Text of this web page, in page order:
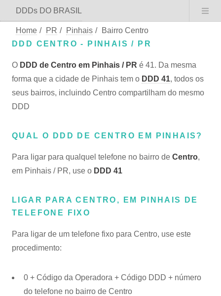
DDDs DO BRASIL
Home / PR / Pinhais /
Bairro Centro
DDD CENTRO - PINHAIS / PR
O DDD de Centro em Pinhais / PR é 41. Da mesma
forma que a cidade de Pinhais tem o DDD 41, todos os
seus bairros, incluindo Centro compartilham do mesmo
DDD
QUAL O DDD DE CENTRO EM PINHAIS?
Para ligar para qualquel telefone no bairro de Centro,
em Pinhais / PR, use o DDD 41
LIGAR PARA CENTRO, EM PINHAIS DE
TELEFONE FIXO
Para ligar de um telefone fixo para Centro, use este
procedimento:
0 + Código da Operadora + Código DDD + número
do telefone no bairro de Centro